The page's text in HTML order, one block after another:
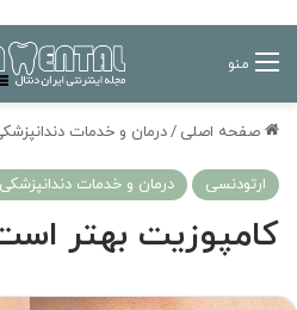
منو
صفحه اصلی /درمان‌ و خدمات
ارتودنسی درمان‌ و خدمات دندانپزشکی
کامپوزیت بهتر